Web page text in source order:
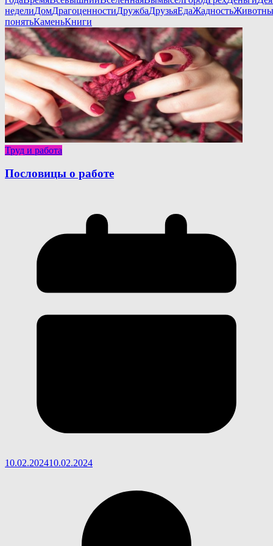
неделиДомДрагоценностиДружбаДрузьяЕдаЖадность
понятьКаменьКниги
Труд и работа
Пословицы о работе
10.02.202410.02.2024